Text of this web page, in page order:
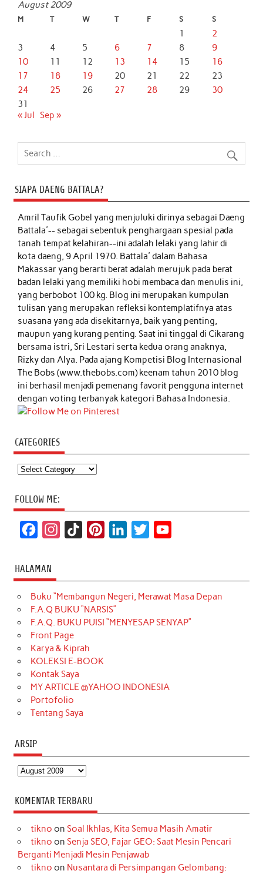
August 2009
M T W T F S S
1
2
3
4 5 6 7 8
9
10
11 12 13 14 15
16
17
18 19 20 21 22
23
24
25 26 27 28 29
30
31
« Jul Sep »
SIAPA DAENG BATTALA?
Amril Taufik Gobelyang menjuluki dirinya sebagai Daeng
Battala'-- sebagai sebentuk penghargaan spesial pada
tanah tempat kelahiran--ini adalah lelaki yang lahir di
kota daeng, 9 April 1970. Battala' dalam Bahasa
Makassar yang berarti berat adalah merujuk pada berat
badan lelaki yang memiliki hobi membaca dan menulis ini,
yang berbobot 100 kg. Blog ini merupakan kumpulan
tulisan yang merupakan refleksi kontemplatifnya atas
suasana yang ada disekitarnya, baik yang penting,
maupun yang kurang penting. Saat ini tinggal di Cikarang
bersama istri, Sri Lestari serta kedua orang anaknya,
Rizky dan Alya. Pada ajang Kompetisi Blog Internasional
The Bobs (www.thebobs.com) keenam tahun 2010 blog
ini berhasil menjadi pemenang favorit pengguna internet
dengan voting terbanyak kategori Bahasa Indonesia.
CATEGORIES
Categories
FOLLOW ME:
c
e
b
o
o
k
t
a
g
r
a
m
T
o
k
t
e
r
k
e
d
t
t
e
T
u
b
HALAMAN
Buku “Membangun Negeri, Merawat Masa Depan
F.A.Q BUKU “NARSIS”
F.A.Q. BUKU PUISI “MENYESAP SENYAP”
Front Page
Karya & Kiprah
KOLEKSI E-BOOK
Kontak Saya
MY ARTICLE @YAHOO INDONESIA
Portofolio
Tentang Saya
ARSIP
Arsip
KOMENTAR TERBARU
tikno on Soal Ikhlas, Kita Semua Masih Amatir
tikno on Senja SEO, Fajar GEO: Saat Mesin Pencari
Berganti Menjadi Mesin Penjawab
tikno on Nusantara di Persimpangan Gelombang: